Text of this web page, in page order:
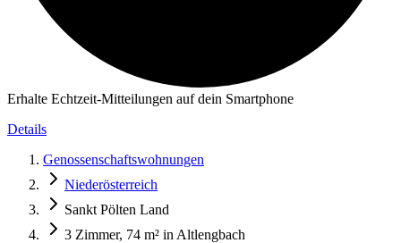
Erhalte Echtzeit-Mitteilungen auf dein Smartphone
Details
Genossenschaftswohnungen
Niederösterreich
Sankt Pölten Land
3 Zimmer, 74 m² in Altlengbach